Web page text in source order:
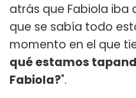
atrás que Fabiola iba
que se sabía todo
momento en el que
qué estamos
Fabiola?".